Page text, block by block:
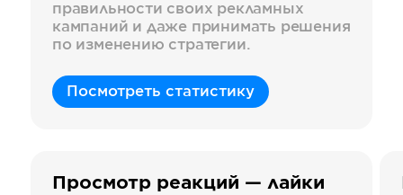
правильности своих рекламных
кампаний и даже принимать решения
по изменению стратегии.
Посмотреть статистику
Просмотр реакций — лайки